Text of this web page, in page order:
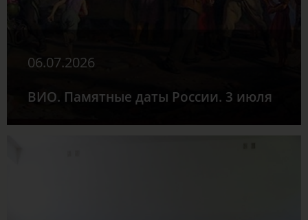
06.07.2026
ВИО. Памятные даты России. 3 июля